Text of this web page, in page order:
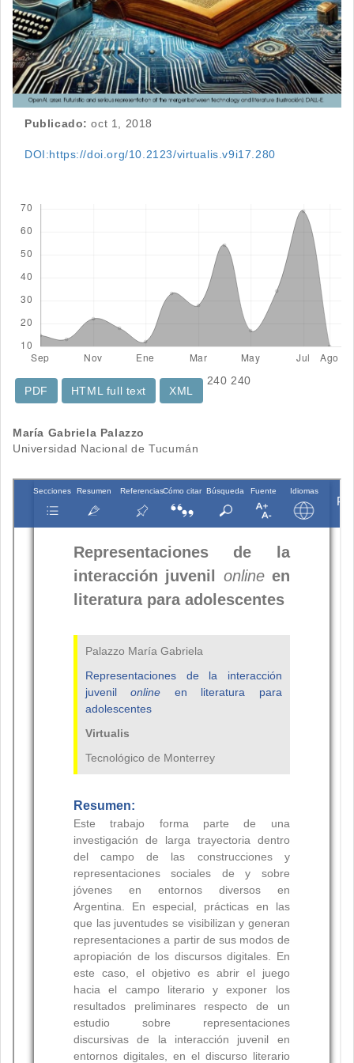
Publicado: oct 1, 2018
DOI:https://doi.org/10.2123/virtualis.v9i17.280
240
PDF
240
HTML full text
XML
Contenido
del
artículo
María Gabriela Palazzo
Universidad Nacional de Tucumán